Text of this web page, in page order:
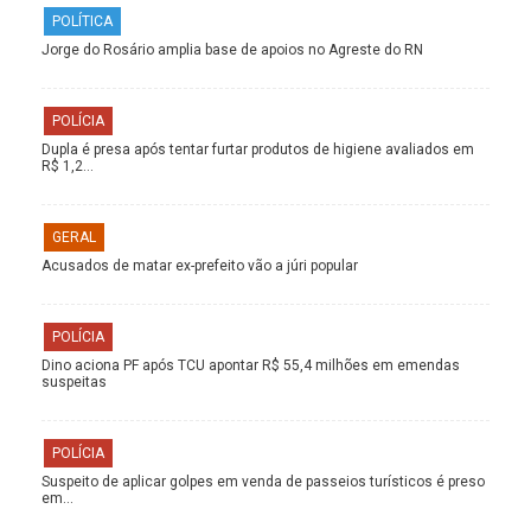
POLÍTICA
Jorge do Rosário amplia base de apoios no Agreste do RN
POLÍCIA
Dupla é presa após tentar furtar produtos de higiene avaliados em
R$ 1,2…
GERAL
Acusados de matar ex-prefeito vão a júri popular
POLÍCIA
Dino aciona PF após TCU apontar R$ 55,4 milhões em emendas
suspeitas
POLÍCIA
Suspeito de aplicar golpes em venda de passeios turísticos é preso
em…